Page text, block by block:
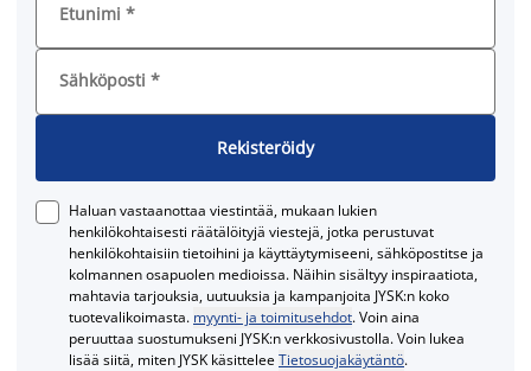
Etunimi *
Sähköposti *
Rekisteröidy
Haluan vastaanottaa viestintää, mukaan lukien
henkilökohtaisesti räätälöityjä viestejä, jotka perustuvat
henkilökohtaisiin tietoihini ja käyttäytymiseeni, sähköpostitse ja
kolmannen osapuolen medioissa. Näihin sisältyy inspiraatiota,
mahtavia tarjouksia, uutuuksia ja kampanjoita JYSK:n koko
tuotevalikoimasta. myynti- ja toimitusehdot. Voin aina
peruuttaa suostumukseni JYSK:n verkkosivustolla. Voin lukea
lisää siitä, miten JYSK käsitteleeTietosuojakäytäntö.